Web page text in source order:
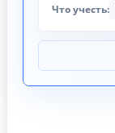
Что учесть: